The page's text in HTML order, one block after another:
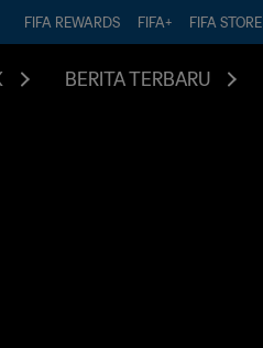
FIFA REWARDS FIFA+ FIFA STORE
BERITA TERBARU